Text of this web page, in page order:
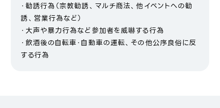
・勧誘行為（宗教勧誘、マルチ商法、他イベントへの勧
誘、営業行為など）
・大声や暴力行為など参加者を威嚇する行為
・飲酒後の自転車・自動車の運転、その他公序良俗に反
する行為